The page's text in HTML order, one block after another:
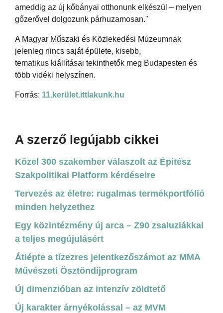
ameddig az új kőbányai otthonunk elkészül – melyen
gőzerővel dolgozunk párhuzamosan."
A Magyar Műszaki és Közlekedési Múzeumnak
jelenleg nincs saját épülete, kisebb,
tematikus kiállításai tekinthetők meg Budapesten és
több vidéki helyszínen.
Forrás: 11.kerület.ittlakunk.hu
A szerző legújabb cikkei
Közel 300 szakember válaszolt az Építész
Szakpolitikai Platform kérdéseire
Tervezés az életre: rugalmas termékportfólió
minden helyzethez
Egy közintézmény új arca – Z90 zsaluziákkal
a teljes megújulásért
Átlépte a tízezres jelentkezőszámot az MMA
Művészeti Ösztöndíjprogram
Új dimenzióban az intenzív zöldtető
Új karakter árnyékolással – az MVM